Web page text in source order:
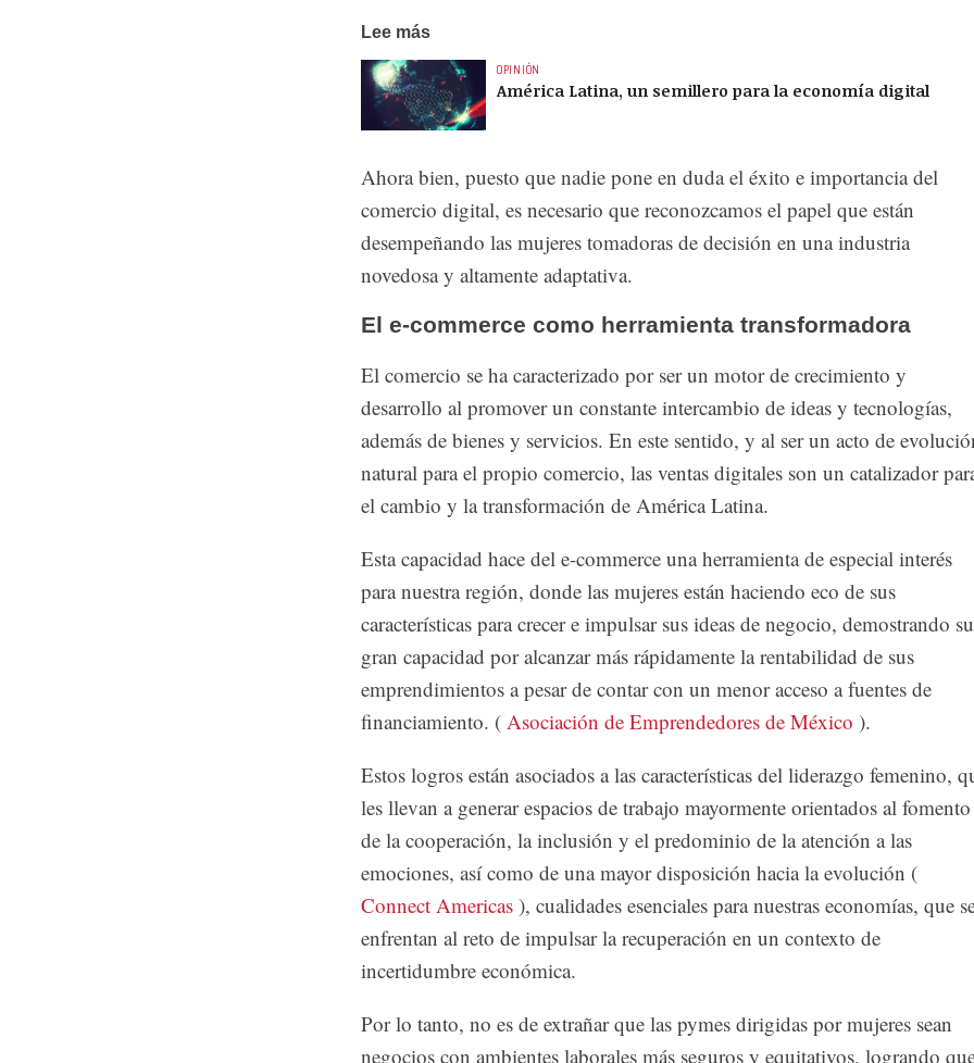
Lee más
OPINIÓN
América Latina, un semillero para la economía digital
Ahora bien, puesto que nadie pone en duda el éxito e importancia del
comercio digital, es necesario que reconozcamos el papel que están
desempeñando las mujeres tomadoras de decisión en una industria
novedosa y altamente adaptativa.
El e-commerce como herramienta transformadora
El comercio se ha caracterizado por ser un motor de crecimiento y
desarrollo al promover un constante intercambio de ideas y tecnologías,
además de bienes y servicios. En este sentido, y al ser un acto de
natural para el propio comercio, las ventas digitales son un catalizador
el cambio y la transformación de América Latina.
Esta capacidad hace del e-commerce una herramienta de especial interés
para nuestra región, donde las mujeres están haciendo eco de sus
características para crecer e impulsar sus ideas de negocio, demostrando su
gran capacidad por alcanzar más rápidamente la rentabilidad de sus
emprendimientos a pesar de contar con un menor acceso a fuentes de
financiamiento. ( Asociación de Emprendedores de México ).
Estos logros están asociados a las características del liderazgo femenino,
les llevan a generar espacios de trabajo mayormente orientados al fomento
de la cooperación, la inclusión y el predominio de la atención a las
emociones, así como de una mayor disposición hacia la evolución (
Connect Americas ), cualidades esenciales para nuestras economías, que
enfrentan al reto de impulsar la recuperación en un contexto de
incertidumbre económica.
Por lo tanto, no es de extrañar que las pymes dirigidas por mujeres sean
negocios con ambientes laborales más seguros y equitativos, logrando